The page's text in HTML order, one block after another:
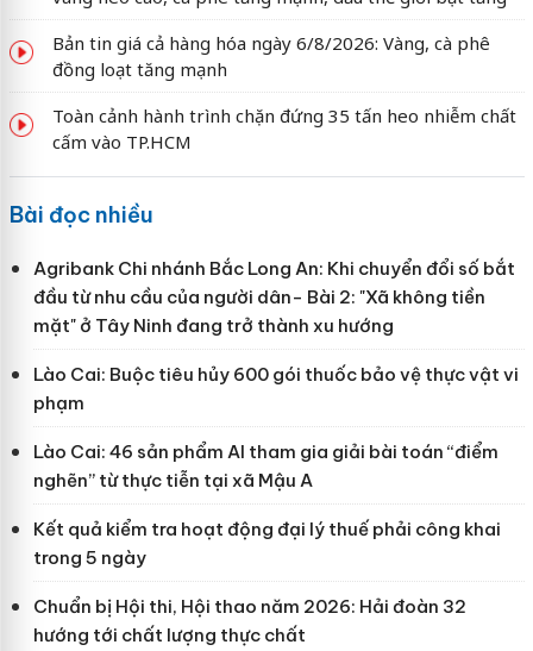
Bản tin giá cả hàng hóa ngày 6/8/2026: Vàng, cà phê
đồng loạt tăng mạnh
Toàn cảnh hành trình chặn đứng 35 tấn heo nhiễm chất
cấm vào TP.HCM
Bài đọc nhiều
Agribank Chi nhánh Bắc Long An: Khi chuyển đổi số bắt
đầu từ nhu cầu của người dân- Bài 2: "Xã không tiền
mặt" ở Tây Ninh đang trở thành xu hướng
Lào Cai: Buộc tiêu hủy 600 gói thuốc bảo vệ thực vật vi
phạm
Lào Cai: 46 sản phẩm AI tham gia giải bài toán “điểm
nghẽn” từ thực tiễn tại xã Mậu A
Kết quả kiểm tra hoạt động đại lý thuế phải công khai
trong 5 ngày
Chuẩn bị Hội thi, Hội thao năm 2026: Hải đoàn 32
hướng tới chất lượng thực chất